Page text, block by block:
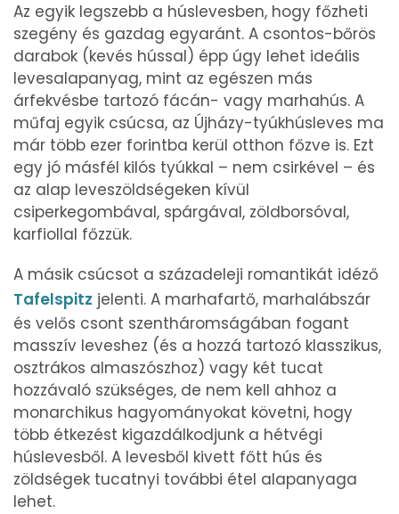
Az egyik legszebb a húslevesben, hogy főzheti
szegény és gazdag egyaránt. A csontos-bőrös
darabok (kevés hússal) épp úgy lehet ideális
levesalapanyag, mint az egészen más
árfekvésbe tartozó fácán- vagy marhahús. A
műfaj egyik csúcsa, az Újházy-tyúkhúsleves ma
már több ezer forintba kerül otthon főzve is. Ezt
egy jó másfél kilós tyúkkal – nem csirkével – és
az alap leveszöldségeken kívül
csiperkegombával, spárgával, zöldborsóval,
karfiollal főzzük.
A másik csúcsot a századeleji romantikát idéző
Tafelspitz jelenti. A marhafartő, marhalábszár
és velős csont szentháromságában fogant
masszív leveshez (és a hozzá tartozó klasszikus,
osztrákos almaszószhoz) vagy két tucat
hozzávaló szükséges, de nem kell ahhoz a
monarchikus hagyományokat követni, hogy
több étkezést kigazdálkodjunk a hétvégi
húslevesből. A levesből kivett főtt hús és
zöldségek tucatnyi további étel alapanyaga
lehet.